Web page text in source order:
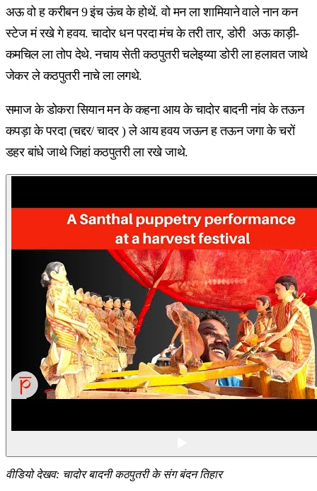
अऊ वो ह करीबन 9 इंच ऊंच के होथें. वो मन ला शामियाने वाले नान कन
स्टेज मं रखे गे हवय. चादोर धन परदा मंच के तरी तार, डोरी अऊ काड़ी-
कमचिल ला तोप देथे. नचाय सेती कठपुतरी चलेइय्या डोरी ला हलावत जाथे
जेकर ले कठपुतरी नाचे ला लगथे.
समाज के डोकरा सियान मन के कहना आय के चादोर बादनी नांव के तऊन
कपड़ा के परदा (चद्दर/ चादर ) ले आय हवय जऊन ह तऊन जगा के चरों
डहर बांधे जाथे जिहां कठपुतरी ला रखे जाथे.
वीडियो देखव: चादोर बादनी कठपुतरी के संग बंदन तिहार